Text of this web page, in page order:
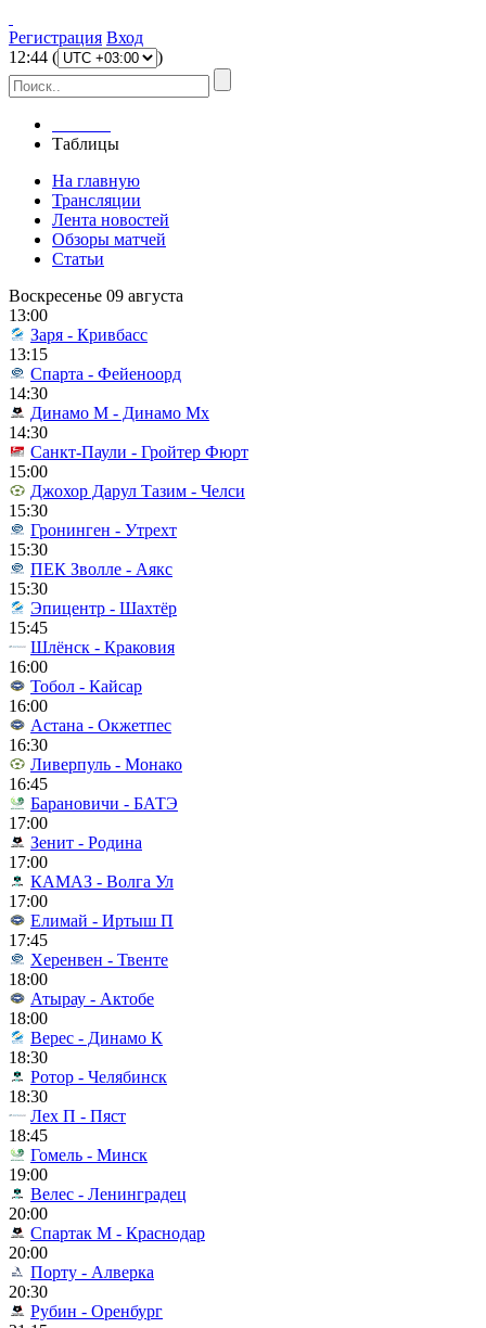
Регистрация Вход
12:44 ( )
Таблицы
На главную
Трансляции
Лента новостей
Обзоры матчей
Статьи
Воскресенье 09 августа
13:00
Заря - Кривбасс
13:15
Спарта - Фейеноорд
14:30
Динамо М - Динамо Мх
14:30
Санкт-Паули - Гройтер Фюрт
15:00
Джохор Дарул Тазим - Челси
15:30
Гронинген - Утрехт
15:30
ПЕК Зволле - Аякс
15:30
Эпицентр - Шахтёр
15:45
Шлёнск - Краковия
16:00
Тобол - Кайсар
16:00
Астана - Окжетпес
16:30
Ливерпуль - Монако
16:45
Барановичи - БАТЭ
17:00
Зенит - Родина
17:00
КАМАЗ - Волга Ул
17:00
Елимай - Иртыш П
17:45
Херенвен - Твенте
18:00
Атырау - Актобе
18:00
Верес - Динамо К
18:30
Ротор - Челябинск
18:30
Лех П - Пяст
18:45
Гомель - Минск
19:00
Велес - Ленинградец
20:00
Спартак М - Краснодар
20:00
Порту - Алверка
20:30
Рубин - Оренбург